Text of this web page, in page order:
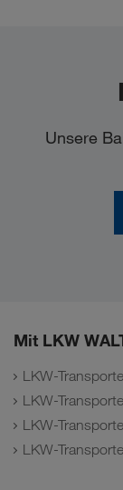
Unsere
Mit LKW
LKW-
LKW-
LKW-
LKW-